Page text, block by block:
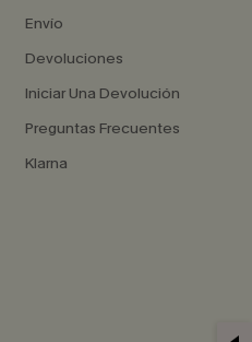
Envío
Devoluciones
Iniciar Una Devolución
Preguntas Frecuentes
Klarna